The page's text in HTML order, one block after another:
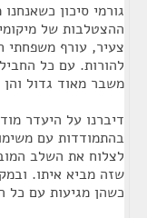
גורמי סיכון
ההצטלבות של
צעיר, עורף משפחתי
להורות. עם כל
משבר מאוד גדול
דיברנו על היעדר
בהתמודדות עם
לצלוח את השלב
שזה מביא איתו.
כשהן מגיעות עם כל